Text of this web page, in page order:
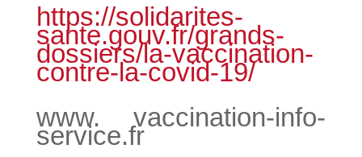
https://solidarites-
sante.gouv.fr/grands-
dossiers/la-vaccination-
contre-la-covid-19/
www. vaccination-info-
service.fr